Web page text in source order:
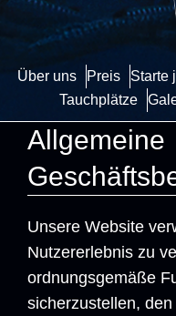
Über uns Preis
Starte
Tauchplätze
Allgemeine
Unsere Website
Nutzererlebnis zu
ordnungsgemäße
sicherzustellen,